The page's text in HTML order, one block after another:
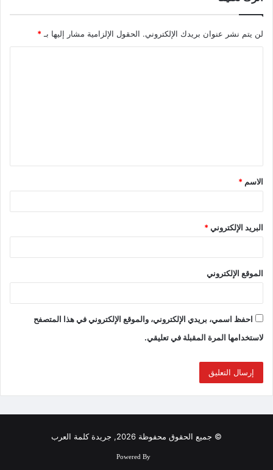
لن يتم نشر عنوان بريدك الإلكتروني. الحقول الإلزامية مشار إليها بـ *
الاسم *
البريد الإلكتروني*
الموقع الإلكتروني
احفظ اسمي، بريدي الإلكتروني، والموقع الإلكتروني في هذا المتصفح
لاستخدامها المرة المقبلة في تعليقي.
© جميع الحقوق محفوظة 2026, جريدة كلمة العرب